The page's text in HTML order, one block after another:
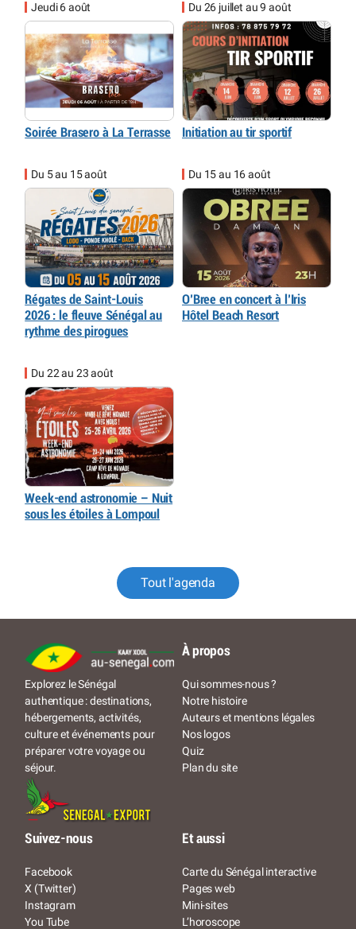
Jeudi 6 août
Soirée Brasero à La Terrasse
Du 26 juillet au 9 août
Initiation au tir sportif
Du 5 au 15 août
Régates de Saint-Louis
2026 : le fleuve Sénégal au
rythme des pirogues
Du 15 au 16 août
O’Bree en concert à l’Iris
Hôtel Beach Resort
Du 22 au 23 août
Week-end astronomie – Nuit
sous les étoiles à Lompoul
Tout l'agenda
Explorez le Sénégal
authentique : destinations,
hébergements, activités,
culture et événements pour
préparer votre voyage ou
séjour.
À propos
Qui sommes-nous ?
Notre histoire
Auteurs et mentions légales
Nos logos
Quiz
Plan du site
Suivez-nous
Facebook
X (Twitter)
Instagram
You Tube
Et aussi
Carte du Sénégal interactive
Pages web
Mini-sites
L’horoscope